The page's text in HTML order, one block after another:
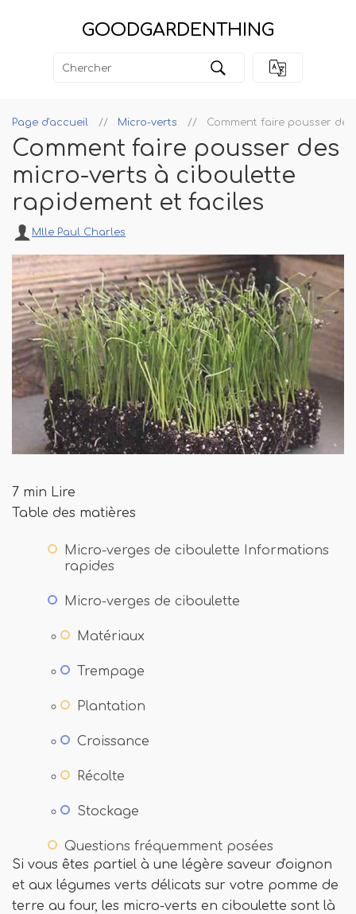
GOODGARDENTHING
Page d'accueil Micro-verts Comment faire pousser
Comment faire pousser des
micro-verts à ciboulette
rapidement et faciles
Mlle Paul Charles
7 min Lire
Table des matières
Micro-verges de ciboulette Informations
rapides
Micro-verges de ciboulette
Matériaux
Trempage
Plantation
Croissance
Récolte
Stockage
Questions fréquemment posées
Si vous êtes partiel à une légère saveur d'oignon
et aux légumes verts délicats sur votre pomme de
terre au four, les micro-verts en ciboulette sont là